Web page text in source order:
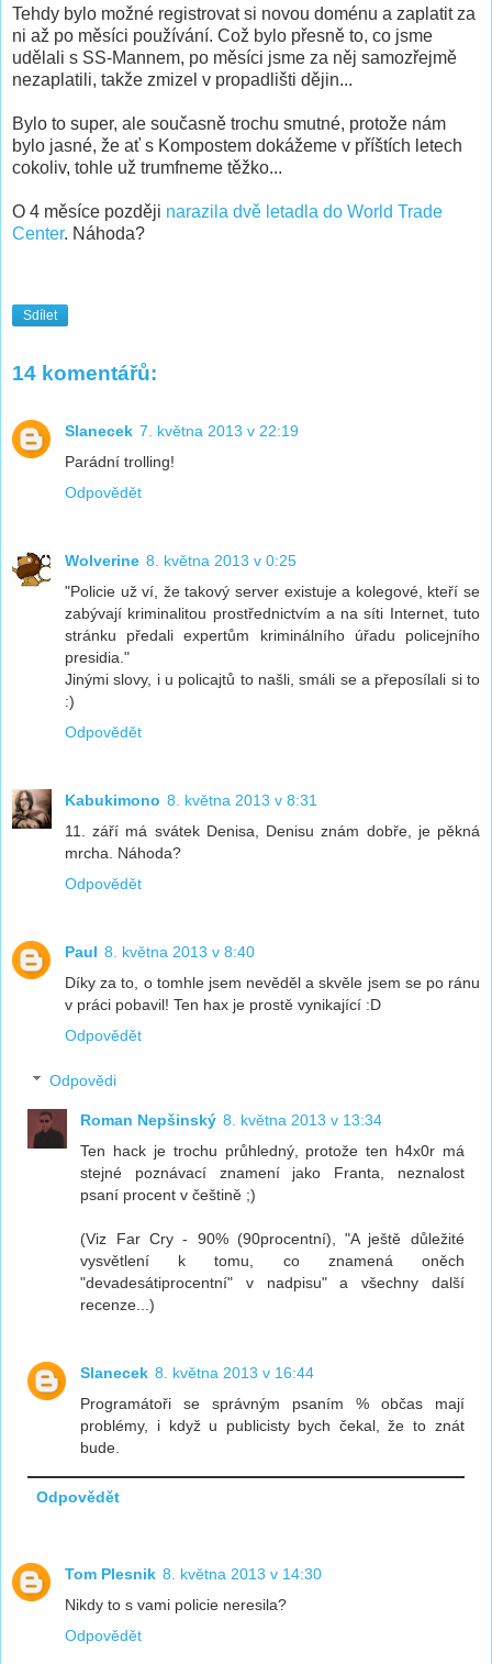
Tehdy bylo možné registrovat si novou doménu a zaplatit za
ni až po měsíci používání. Což bylo přesně to, co jsme
udělali s SS-Mannem, po měsíci jsme za něj samozřejmě
nezaplatili, takže zmizel v propadlišti dějin...
Bylo to super, ale současně trochu smutné, protože nám
bylo jasné, že ať s Kompostem dokážeme v příštích letech
cokoliv, tohle už trumfneme těžko...
O 4 měsíce později narazila dvě letadla do World Trade
Center. Náhoda?
Sdílet
14 komentářů:
Slanecek 7. května 2013 v 22:19
Parádní trolling!
Odpovědět
Wolverine 8. května 2013 v 0:25
"Policie už ví, že takový server existuje a kolegové, kteří se
zabývají kriminalitou prostřednictvím a na síti Internet, tuto
stránku předali expertům kriminálního úřadu policejního
presidia."
Jinými slovy, i u policajtů to našli, smáli se a přeposílali si to
:)
Odpovědět
Kabukimono 8. května 2013 v 8:31
11. září má svátek Denisa, Denisu znám dobře, je pěkná
mrcha. Náhoda?
Odpovědět
Paul 8. května 2013 v 8:40
Díky za to, o tomhle jsem nevěděl a skvěle jsem se po ránu
v práci pobavil! Ten hax je prostě vynikající :D
Odpovědět
Odpovědi
Roman Nepšinský 8. května 2013 v 13:34
Ten hack je trochu průhledný, protože ten h4x0r má
stejné poznávací znamení jako Franta, neznalost
psaní procent v češtině ;)
(Viz Far Cry - 90% (90procentní), "A ještě důležité
vysvětlení k tomu, co znamená oněch
"devadesátiprocentní" v nadpisu" a všechny další
recenze...)
Slanecek 8. května 2013 v 16:44
Programátoři se správným psaním % občas mají
problémy, i když u publicisty bych čekal, že to znát
bude.
Odpovědět
Tom Plesnik 8. května 2013 v 14:30
Nikdy to s vami policie neresila?
Odpovědět